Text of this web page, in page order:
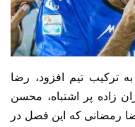
ترکیب تیم افزود، رضا
زاده پر اشتباه، محسن
رمضانی که این فصل در